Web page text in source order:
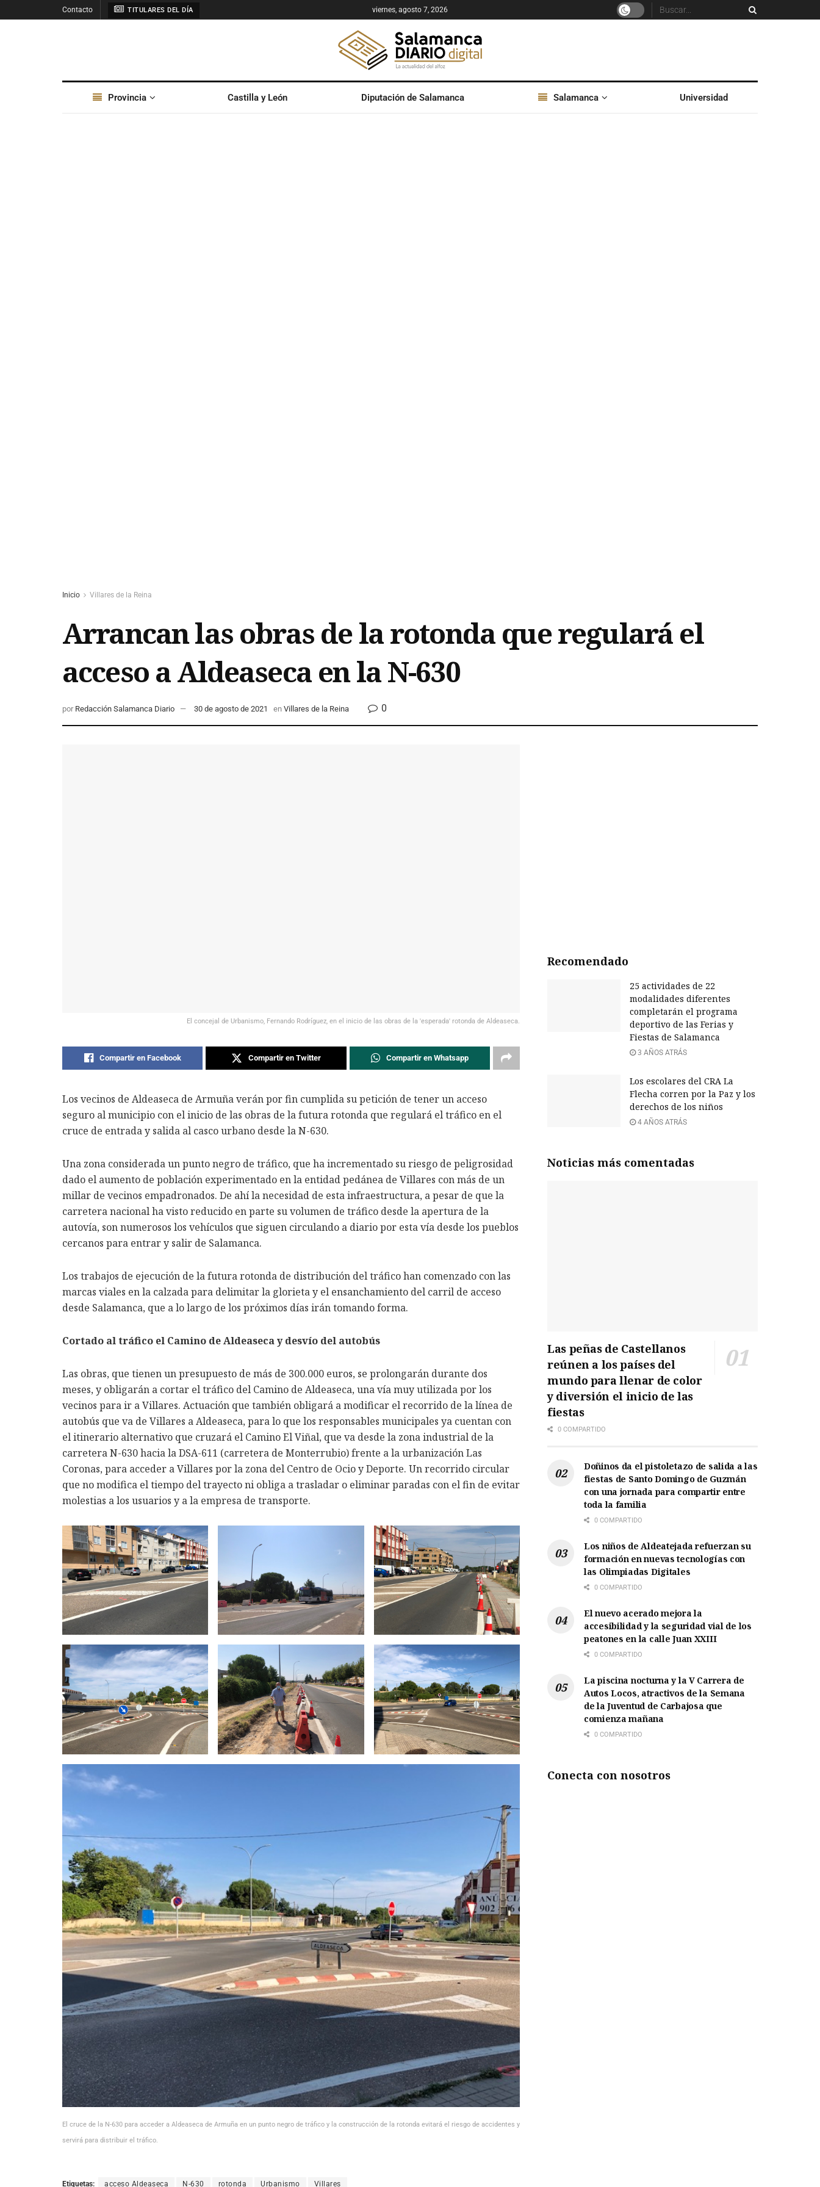
Contacto TITULARES DEL DÍA viernes, agosto 7, 2026
Provincia Castilla y León Diputación de Salamanca Salamanca Universidad
Inicio Villares de la Reina
Arrancan las obras de la rotonda que regulará el
acceso a Aldeaseca en la N-630
por Redacción Salamanca Diario 30 de agosto de 2021 en Villares de la Reina 0
El concejal de Urbanismo, Fernando Rodríguez, en el inicio de las obras de la 'esperada' rotonda de Aldeaseca.
Compartir en Facebook Compartir en Twitter Compartir en Whatsapp
Los vecinos de Aldeaseca de Armuña verán por fin cumplida su petición de tener un acceso
seguro al municipio con el inicio de las obras de la futura rotonda que regulará el tráfico en el
cruce de entrada y salida al casco urbano desde la N-630.
Una zona considerada un punto negro de tráfico, que ha incrementado su riesgo de peligrosidad
dado el aumento de población experimentado en la entidad pedánea de Villares con más de un
millar de vecinos empadronados. De ahí la necesidad de esta infraestructura, a pesar de que la
carretera nacional ha visto reducido en parte su volumen de tráfico desde la apertura de la
autovía, son numerosos los vehículos que siguen circulando a diario por esta vía desde los pueblos
cercanos para entrar y salir de Salamanca.
Los trabajos de ejecución de la futura rotonda de distribución del tráfico han comenzado con las
marcas viales en la calzada para delimitar la glorieta y el ensanchamiento del carril de acceso
desde Salamanca, que a lo largo de los próximos días irán tomando forma.
Cortado al tráfico el Camino de Aldeaseca y desvío del autobús
Las obras, que tienen un presupuesto de más de 300.000 euros, se prolongarán durante dos
meses, y obligarán a cortar el tráfico del Camino de Aldeaseca, una vía muy utilizada por los
vecinos para ir a Villares. Actuación que también obligará a modificar el recorrido de la línea de
autobús que va de Villares a Aldeaseca, para lo que los responsables municipales ya cuentan con
el itinerario alternativo que cruzará el Camino El Viñal, que va desde la zona industrial de la
carretera N-630 hacia la DSA-611 (carretera de Monterrubio) frente a la urbanización Las
Coronas, para acceder a Villares por la zona del Centro de Ocio y Deporte. Un recorrido circular
que no modifica el tiempo del trayecto ni obliga a trasladar o eliminar paradas con el fin de evitar
molestias a los usuarios y a la empresa de transporte.
El cruce de la N-630 para acceder a Aldeaseca de Armuña en un punto negro de tráfico y la construcción de la rotonda evitará el riesgo de accidentes y
servirá para distribuir el tráfico.
Etiquetas: acceso Aldeaseca N-630 rotonda Urbanismo Villares
Recomendado
25 actividades de 22
modalidades diferentes
completarán el programa
deportivo de las Ferias y
Fiestas de Salamanca
3 AÑOS ATRÁS
Los escolares del CRA La
Flecha corren por la Paz y los
derechos de los niños
4 AÑOS ATRÁS
Noticias más comentadas
Las peñas de Castellanos
reúnen a los países del
mundo para llenar de color
y diversión el inicio de las
fiestas
0 COMPARTIDO
Doñinos da el pistoletazo de salida a las
fiestas de Santo Domingo de Guzmán
con una jornada para compartir entre
toda la familia
0 COMPARTIDO
Los niños de Aldeatejada refuerzan su
formación en nuevas tecnologías con
las Olimpiadas Digitales
0 COMPARTIDO
El nuevo acerado mejora la
accesibilidad y la seguridad vial de los
peatones en la calle Juan XXIII
0 COMPARTIDO
La piscina nocturna y la V Carrera de
Autos Locos, atractivos de la Semana
de la Juventud de Carbajosa que
comienza mañana
0 COMPARTIDO
Conecta con nosotros